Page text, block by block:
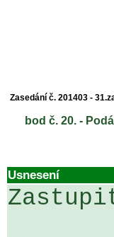
Zasedání č. 201403 -
bod č. 20. -
Usnesení